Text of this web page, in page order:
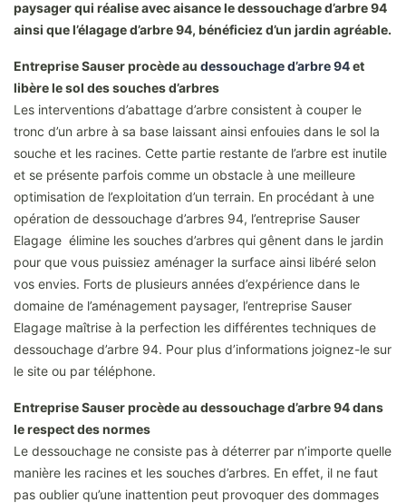
paysager qui réalise avec aisance le dessouchage d’arbre 94
ainsi que l’élagage d’arbre 94, bénéficiez d’un jardin agréable.
Entreprise Sauser procède au dessouchage d’arbre 94et
libère le sol des souches d’arbres
Les interventions d’abattage d’arbre consistent à couper le
tronc d’un arbre à sa base laissant ainsi enfouies dans le sol la
souche et les racines. Cette partie restante de l’arbre est inutile
et se présente parfois comme un obstacle à une meilleure
optimisation de l’exploitation d’un terrain. En procédant à une
opération de dessouchage d’arbres 94, l’entreprise Sauser
Elagage élimine les souches d’arbres qui gênent dans le jardin
pour que vous puissiez aménager la surface ainsi libéré selon
vos envies. Forts de plusieurs années d’expérience dans le
domaine de l’aménagement paysager, l’entreprise Sauser
Elagage maîtrise à la perfection les différentes techniques de
dessouchage d’arbre 94. Pour plus d’informations joignez-le sur
le site ou par téléphone.
Entreprise Sauser procède au dessouchage d’arbre 94 dans
le respect des normes
Le dessouchage ne consiste pas à déterrer par n’importe quelle
manière les racines et les souches d’arbres. En effet, il ne faut
pas oublier qu’une inattention peut provoquer des dommages